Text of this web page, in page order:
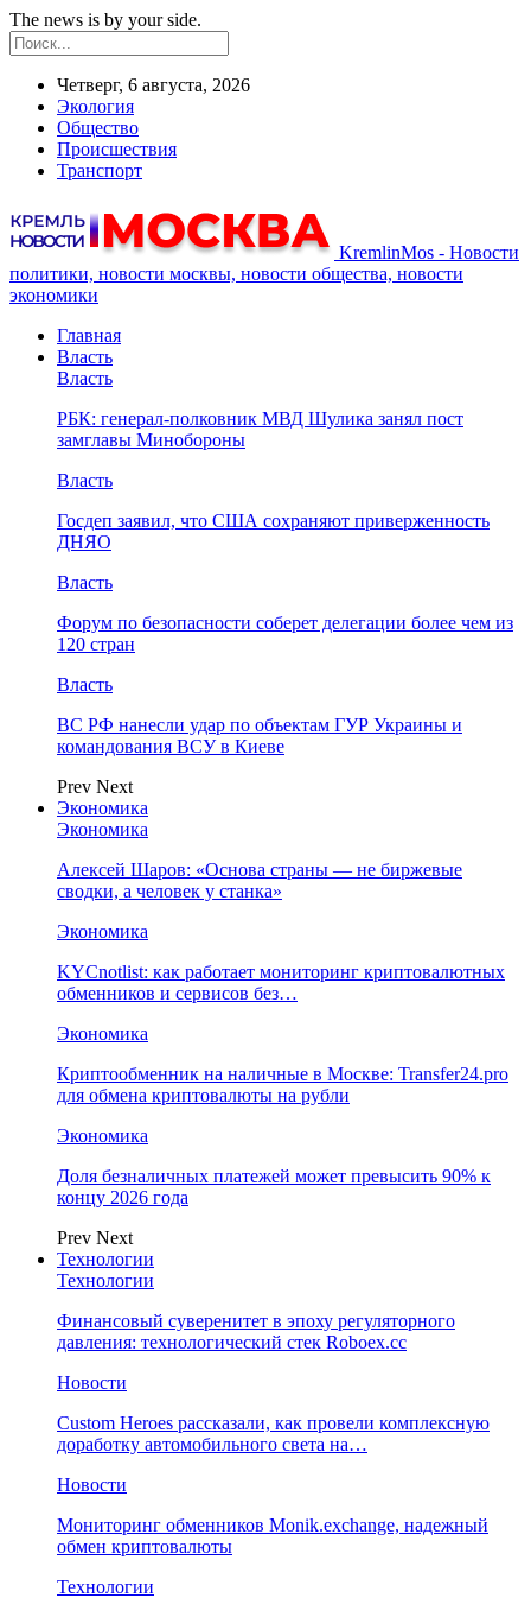
The news is by your side.
Четверг, 6 августа, 2026
Экология
Общество
Происшествия
Транспорт
KremlinMos - Новости
политики, новости москвы, новости общества, новости
экономики
Главная
Власть
Власть
РБК: генерал-полковник МВД Шулика занял пост
замглавы Минобороны
Власть
Госдеп заявил, что США сохраняют приверженность
ДНЯО
Власть
Форум по безопасности соберет делегации более чем из
120 стран
Власть
ВС РФ нанесли удар по объектам ГУР Украины и
командования ВСУ в Киеве
Prev Next
Экономика
Экономика
Алексей Шаров: «Основа страны — не биржевые
сводки, а человек у станка»
Экономика
KYCnotlist: как работает мониторинг криптовалютных
обменников и сервисов без…
Экономика
Криптообменник на наличные в Москве: Transfer24.pro
для обмена криптовалюты на рубли
Экономика
Доля безналичных платежей может превысить 90% к
концу 2026 года
Prev Next
Технологии
Технологии
Финансовый суверенитет в эпоху регуляторного
давления: технологический стек Roboex.cc
Новости
Custom Heroes рассказали, как провели комплексную
доработку автомобильного света на…
Новости
Мониторинг обменников Monik.exchange, надежный
обмен криптовалюты
Технологии